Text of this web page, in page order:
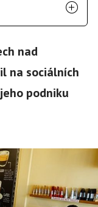
nad
na sociálních
podniku